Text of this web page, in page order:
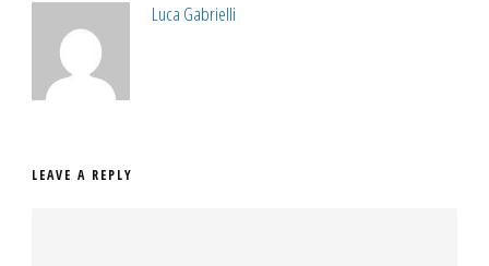
Luca Gabrielli
LEAVE A REPLY